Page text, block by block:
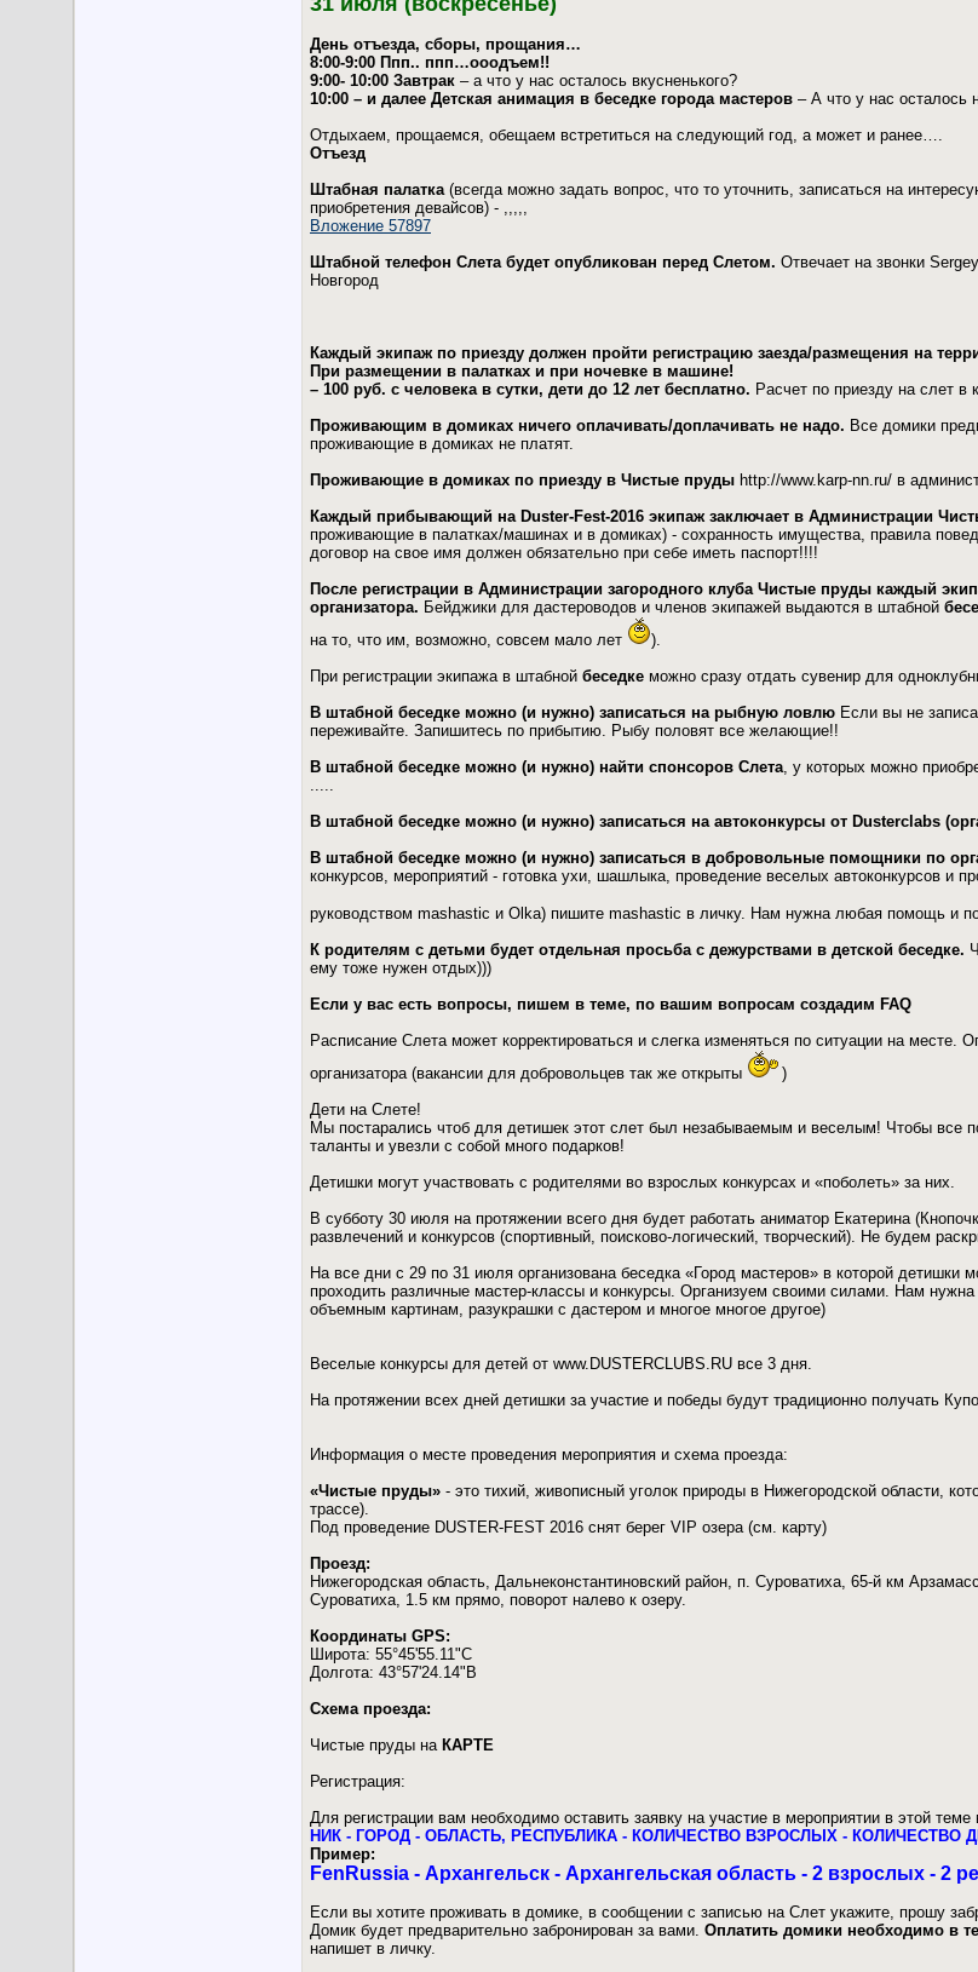
День отъезда, сборы, прощания…
8:00-9:00 Ппп.. ппп…ооодъем!!
9:00- 10:00 Завтрак – а что у нас осталось вкусненького?
10:00 – и далее Детская анимация в беседке города мастеров – А что у нас осталось
Отдыхаем, прощаемся, обещаем встретиться на следующий год, а может и ранее….
Отъезд
Штабная палатка(всегда можно задать вопрос, что то уточнить, записаться на
приобретения девайсов) - ,,,,,
Вложение 57897
Штабной телефон Слета будет опубликован перед Слетом. Отвечает на звонки
Новгород
Каждый экипаж по приезду должен пройти регистрацию заезда/размещения на
При размещении в палатках и при ночевке в машине!
– 100 руб. с человека в сутки, дети до 12 лет бесплатно. Расчет по приезду на слет в
Проживающим в домиках ничего оплачивать/доплачивать не надо. Все домики
проживающие в домиках не платят.
Проживающие в домиках по приезду в Чистые пруды http://www.karp-nn.ru/ в
Каждый прибывающий на Duster-Fest-2016 экипаж заключает в Администрации
проживающие в палатках/машинах и в домиках) - сохранность имущества, правила
договор на свое имя должен обязательно при себе иметь паспорт!!!!
После регистрации в Администрации загородного клуба Чистые пруды каждый
организатора. Бейджики для дастероводов и членов экипажей выдаются в штабной
на то, что им, возможно, совсем мало лет
).
При регистрации экипажа в штабной беседке можно сразу отдать сувенир для
В штабной беседке можно (и нужно) записаться на рыбную ловлю Если вы не
переживайте. Запишитесь по прибытию. Рыбу половят все желающие!!
В штабной беседке можно (и нужно) найти спонсоров Слета, у которых можно
.....
В штабной беседке можно (и нужно) записаться на автоконкурсы от Dusterclabs
В штабной беседке можно (и нужно) записаться в добровольные помощники по
конкурсов, мероприятий - готовка ухи, шашлыка, проведение веселых автоконкурсов и
руководством mashastic и Olka) пишите mashastic в личку. Нам нужна любая помощь и
К родителям с детьми будет отдельная просьба с дежурствами в детской беседке.
ему тоже нужен отдых)))
Если у вас есть вопросы, пишем в теме, по вашим вопросам создадим FAQ
Расписание Слета может корректироваться и слегка изменяться по ситуации на месте.
организатора (вакансии для добровольцев так же открыты
)
Дети на Слете!
Мы постарались чтоб для детишек этот слет был незабываемым и веселым! Чтобы все
таланты и увезли с собой много подарков!
Детишки могут участвовать с родителями во взрослых конкурсах и «поболеть» за них.
В субботу 30 июля на протяжении всего дня будет работать аниматор Екатерина
развлечений и конкурсов (спортивный, поисково-логический, творческий). Не будем
На все дни с 29 по 31 июля организована беседка «Город мастеров» в которой детишки
проходить различные мастер-классы и конкурсы. Организуем своими силами. Нам
объемным картинам, разукрашки с дастером и многое многое другое)
Веселые конкурсы для детей от www.DUSTERCLUBS.RU все 3 дня.
На протяжении всех дней детишки за участие и победы будут традиционно получать
Информация о месте проведения мероприятия и схема проезда:
«Чистые пруды» - это тихий, живописный уголок природы в Нижегородской области,
трассе).
Под проведение DUSTER-FEST 2016 снят берег VIP озера (см. карту)
Проезд:
Нижегородская область, Дальнеконстантиновский район, п. Суроватиха, 65-й км
Суроватиха, 1.5 км прямо, поворот налево к озеру.
Координаты GPS:
Широта: 55°45'55.11"С
Долгота: 43°57'24.14"В
Схема проезда:
Чистые пруды на КАРТЕ
Регистрация:
Для регистрации вам необходимо оставить заявку на участие в мероприятии в этой
НИК - ГОРОД - ОБЛАСТЬ, РЕСПУБЛИКА - КОЛИЧЕСТВО ВЗРОСЛЫХ - КОЛИЧЕСТВО
Пример:
FenRussia - Архангельск - Архангельская область - 2 взрослых -
Если вы хотите проживать в домике, в сообщении с записью на Слет укажите, прошу
Домик будет предварительно забронирован за вами. Оплатить домики необходимо в
напишет в личку.